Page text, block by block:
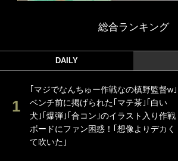
総合ランキング
DAILY
｢マジでなんちゅー作戦なの槙野監督w｣
ベンチ前に掲げられた｢マテ茶｣｢白い
犬｣｢爆弾｣｢合コン｣のイラスト入り作戦
ボードにファン困惑！｢想像よりデカく
て吹いた｣